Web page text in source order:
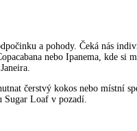
a pohody. Čeká nás
nebo Ipanema, kde si
čerstvý kokos nebo místní
Sugar Loaf v pozadí.